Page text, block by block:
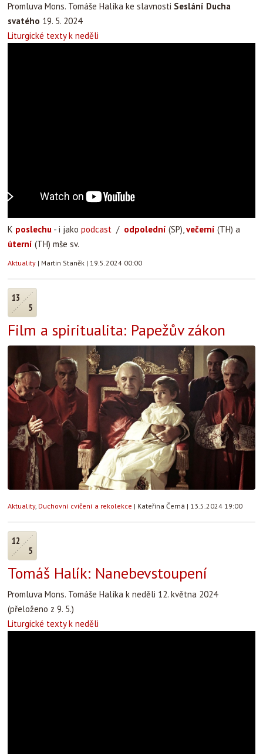
Promluva Mons. Tomáše Halíka ke slavnosti Seslání Ducha
svatého 19. 5. 2024
Liturgické texty k neděli
K poslechu - i jako podcast / odpolední (SP),večerní (TH) a
úterní (TH) mše sv.
Aktuality | Martin Staněk | 19.5.2024 00:00
13
5
Film a spiritualita: Papežův zákon
Aktuality, Duchovní cvičení a rekolekce | Kateřina Černá | 13.5.2024 19:00
12
5
Tomáš Halík: Nanebevstoupení
Promluva Mons. Tomáše Halíka k neděli 12. května 2024
(přeloženo z 9. 5.)
Liturgické texty k neděli